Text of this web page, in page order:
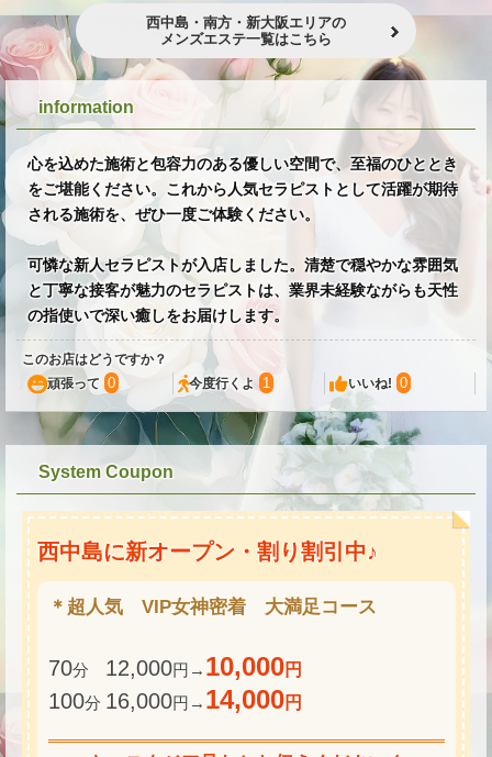
★
西中島・南方・新大阪エリアの
メンズエステ一覧はこちら
information
心を込めた施術と包容力のある優しい空間で、至福のひととき
をご堪能ください。これから人気セラピストとして活躍が期待
される施術を、ぜひ一度ご体験ください。
可憐な新人セラピストが入店しました。清楚で穏やかな雰囲気
と丁寧な接客が魅力のセラピストは、業界未経験ながらも天性
の指使いで深い癒しをお届けします。
このお店はどうですか？
頑張って 0 今度行くよ 1 いいね! 0
System Coupon
西中島に新オープン・割り割引中♪
＊超人気 VIP女神密着 大満足コース
70分 12,000円→ 10,000円
100分 16,000円→ 14,000円